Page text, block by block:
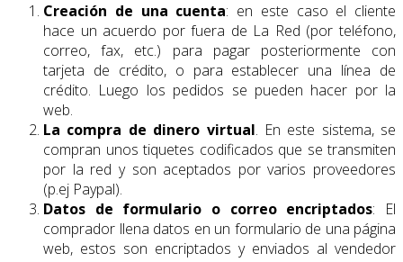
Creación de una cuenta: en este caso el cliente
hace un acuerdo por fuera de La Red (por teléfono,
correo, fax, etc.) para pagar posteriormente con
tarjeta de crédito, o para establecer una línea de
crédito. Luego los pedidos se pueden hacer por la
web.
La compra de dinero virtual. En este sistema, se
compran unos tiquetes codificados que se transmiten
por la red y son aceptados por varios proveedores
(p.ej Paypal).
Datos de formulario o correo encriptados: El
comprador llena datos en un formulario de una página
web, estos son encriptados y enviados al vendedor